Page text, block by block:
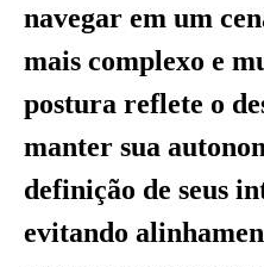
navegar em um
mais complexo e
postura reflete o
manter sua
definição de seus
evitando